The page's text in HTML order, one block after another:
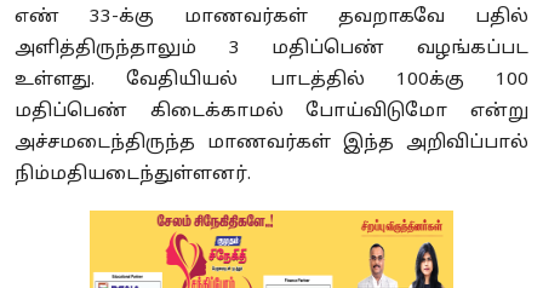
எண் 33-க்கு மாணவர்கள் தவறாகவே பதில்
அளித்திருந்தாலும் 3 மதிப்பெண் வழங்கப்பட
உள்ளது. வேதியியல் பாடத்தில் 100க்கு 100
மதிப்பெண் கிடைக்காமல் போய்விடுமோ என்று
அச்சமடைந்திருந்த மாணவர்கள் இந்த அறிவிப்பால்
நிம்மதியடைந்துள்ளனர்.